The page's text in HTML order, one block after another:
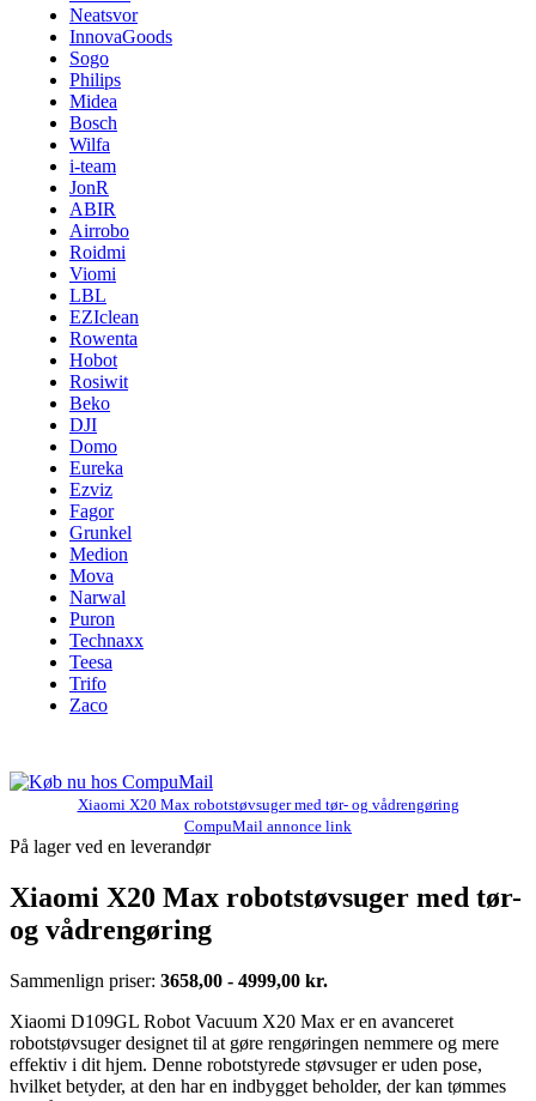
Neatsvor
InnovaGoods
Sogo
Philips
Midea
Bosch
Wilfa
i-team
JonR
ABIR
Airrobo
Roidmi
Viomi
LBL
EZIclean
Rowenta
Hobot
Rosiwit
Beko
DJI
Domo
Eureka
Ezviz
Fagor
Grunkel
Medion
Mova
Narwal
Puron
Technaxx
Teesa
Trifo
Zaco
Xiaomi X20 Max robotstøvsuger med tør- og vådrengøring
CompuMail annonce link
På lager ved en leverandør
Xiaomi X20 Max robotstøvsuger med tør-
og vådrengøring
Sammenlign priser: 3658,00 - 4999,00 kr.
Xiaomi D109GL Robot Vacuum X20 Max er en avanceret
robotstøvsuger designet til at gøre rengøringen nemmere og mere
effektiv i dit hjem. Denne robotstyrede støvsuger er uden pose,
hvilket betyder, at den har en indbygget beholder, der kan tømmes